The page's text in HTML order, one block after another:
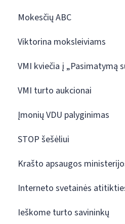
Mokesčių ABC
Viktorina moksleiviams
VMI kviečia į „Pasimatymą
VMI turto aukcionai
Įmonių VDU palyginimas
STOP šešėliui
Krašto apsaugos
Interneto svetainės
Ieškome turto savininkų